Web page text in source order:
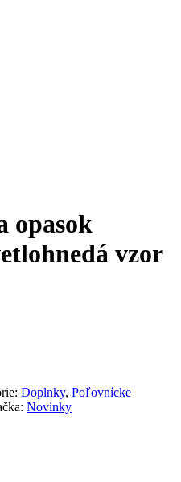
opasok
vzor
Doplnky, Poľovnícke
Novinky